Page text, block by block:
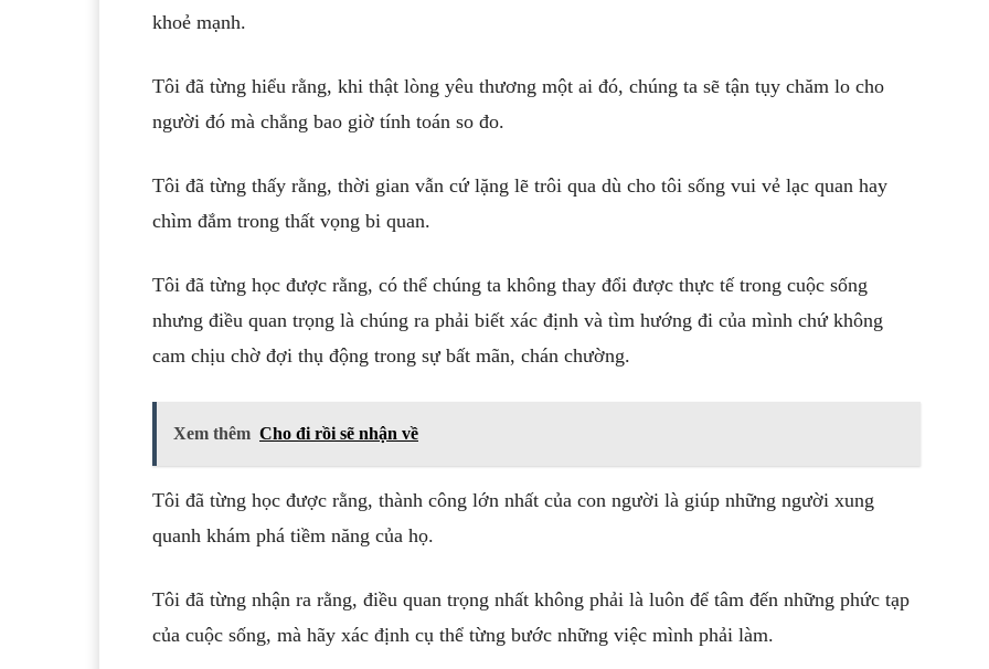
khoẻ mạnh.
Tôi đã từng hiểu rằng, khi thật lòng yêu thương một ai đó, chúng ta sẽ tận tụy chăm lo cho
người đó mà chẳng bao giờ tính toán so đo.
Tôi đã từng thấy rằng, thời gian vẫn cứ lặng lẽ trôi qua dù cho tôi sống vui vẻ lạc quan hay
chìm đắm trong thất vọng bi quan.
Tôi đã từng học được rằng, có thể chúng ta không thay đổi được thực tế trong cuộc sống
nhưng điều quan trọng là chúng ra phải biết xác định và tìm hướng đi của mình chứ không
cam chịu chờ đợi thụ động trong sự bất mãn, chán chường.
Xem thêm Cho đi rồi sẽ nhận về
Tôi đã từng học được rằng, thành công lớn nhất của con người là giúp những người xung
quanh khám phá tiềm năng của họ.
Tôi đã từng nhận ra rằng, điều quan trọng nhất không phải là luôn để tâm đến những phức tạp
của cuộc sống, mà hãy xác định cụ thể từng bước những việc mình phải làm.